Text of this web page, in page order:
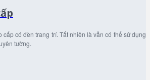
có đèn trang trí. Tất nhiên là vẫn có thể sử dụng
tường.